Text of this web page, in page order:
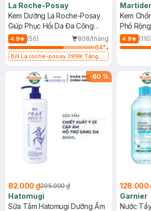
La Roche-Posay
Kem Dưỡng La Roche-Posay
Giúp Phục Hồi Da Đa Công
Dụng 40ml
4.9 (56)
808/tháng
64%
Bill La roche-posay 399K Tặng
(SL có hạn)
Kem
Phổ
40ml
4.9 (110)
-60 %
82.000 ₫205.000 ₫
Hatomugi
Sữa Tắm Hatomugi Dưỡng Ẩm
128.000
Garnier
Nước